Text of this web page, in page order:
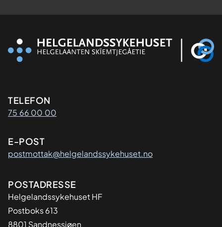
Kontaktinformasjon
TELEFON
75 66 00 00
E-POST
postmottak@helgelandssykehuset.no
Adresse
POSTADRESSE
Helgelandssykehuset HF
Postboks 613
8801 Sandnessjøen